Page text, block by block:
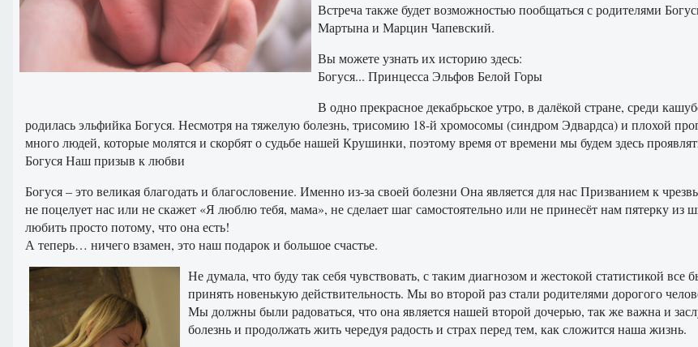
Встреча также будет возможностью пообщаться с родителями
Мартына и Марцин Чапевский.
Вы можете узнать их историю здесь:
Богуся... Принцесса Эльфов Белой Горы
В одно прекрасное декабрьское утро, в далёкой стране, среди
родилась эльфийка Богуся. Несмотря на тяжелую болезнь, трисомию 18-й хромосомы (синдром Эдвардса) и плохой
много людей, которые молятся и скорбят о судьбе нашей Крушинки, поэтому время от времени мы будем здесь
Богуся Наш призыв к любви
Богуся – это великая благодать и благословение. Именно из-за своей болезни Она является для нас Призванием к
не поцелует нас или не скажет «Я люблю тебя, мама», не сделает шаг самостоятельно или не принесёт нам пятерку
любить просто потому, что она есть!
А теперь… ничего взамен, это наш подарок и большое счастье.
Не думала, что буду так себя чувствовать, с таким диагнозом и жестокой статистикой
принять новенькую действительность. Мы во второй раз стали родителями дорогого
Мы должны были радоваться, что она является нашей второй дочерью, так же важна и
болезнь и продолжать жить чередуя радость и страх перед тем, как сложится наша жизнь.